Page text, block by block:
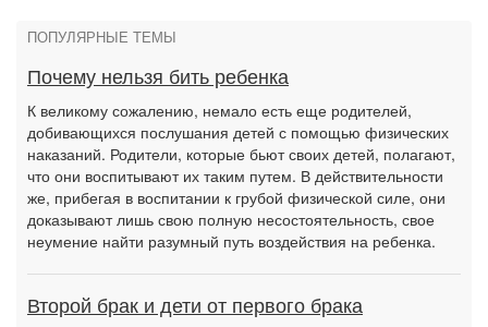
ПОПУЛЯРНЫЕ ТЕМЫ
Почему нельзя бить ребенка
К великому сожалению, немало есть еще родителей,
добивающихся послушания детей с помощью физических
наказаний. Родители, которые бьют своих детей, полагают,
что они воспитывают их таким путем. В действительности
же, прибегая в воспитании к грубой физической силе, они
доказывают лишь свою полную несостоятельность, свое
неумение найти разумный путь воздействия на ребенка.
Второй брак и дети от первого брака